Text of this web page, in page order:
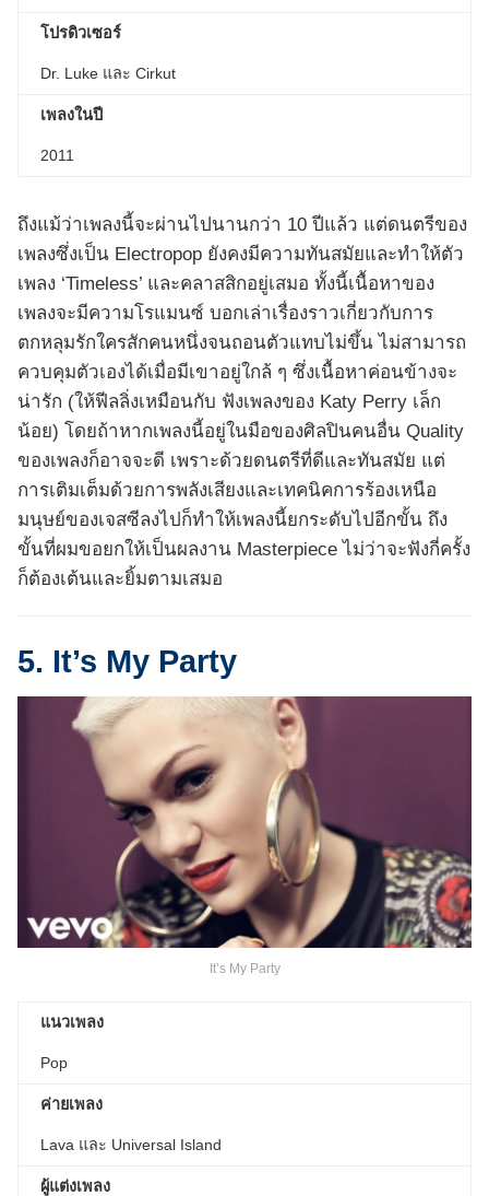
โปรดิวเซอร์
Dr. Luke และ Cirkut
เพลงในปี
2011
ถึงแม้ว่าเพลงนี้จะผ่านไปนานกว่า 10 ปีแล้ว แต่ดนตรีของ
เพลงซึ่งเป็น Electropop ยังคงมีความทันสมัยและทำให้ตัว
เพลง ‘Timeless’ และคลาสสิกอยู่เสมอ ทั้งนี้เนื้อหาของ
เพลงจะมีความโรแมนซ์ บอกเล่าเรื่องราวเกี่ยวกับการ
ตกหลุมรักใครสักคนหนึ่งจนถอนตัวแทบไม่ขึ้น ไม่สามารถ
ควบคุมตัวเองได้เมื่อมีเขาอยู่ใกล้ ๆ ซึ่งเนื้อหาค่อนข้างจะ
น่ารัก (ให้ฟีลลิ่งเหมือนกับ ฟังเพลงของ Katy Perry เล็ก
น้อย) โดยถ้าหากเพลงนี้อยู่ในมือของศิลปินคนอื่น Quality
ของเพลงก็อาจจะดี เพราะด้วยดนตรีที่ดีและทันสมัย แต่
การเติมเต็มด้วยการพลังเสียงและเทคนิคการร้องเหนือ
มนุษย์ของเจสซีลงไปก็ทำให้เพลงนี้ยกระดับไปอีกขั้น ถึง
ขั้นที่ผมขอยกให้เป็นผลงาน Masterpiece ไม่ว่าจะฟังกี่ครั้ง
ก็ต้องเต้นและยิ้มตามเสมอ
5. It’s My Party
It’s My Party
แนวเพลง
Pop
ค่ายเพลง
Lava และ Universal Island
ผู้แต่งเพลง